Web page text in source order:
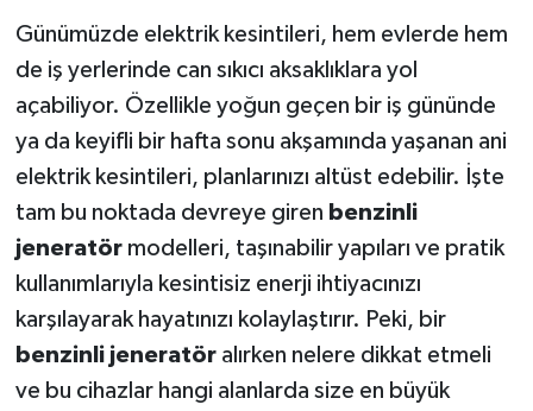
Günümüzde elektrik kesintileri, hem evlerde hem
de iş yerlerinde can sıkıcı aksaklıklara yol
açabiliyor. Özellikle yoğun geçen bir iş gününde
ya da keyifli bir hafta sonu akşamında yaşanan ani
elektrik kesintileri, planlarınızı altüst edebilir. İşte
tam bu noktada devreye giren benzinli
jeneratörmodelleri, taşınabilir yapıları ve pratik
kullanımlarıyla kesintisiz enerji ihtiyacınızı
karşılayarak hayatınızı kolaylaştırır. Peki, bir
benzinli jeneratöralırken nelere dikkat etmeli
ve bu cihazlar hangi alanlarda size en büyük